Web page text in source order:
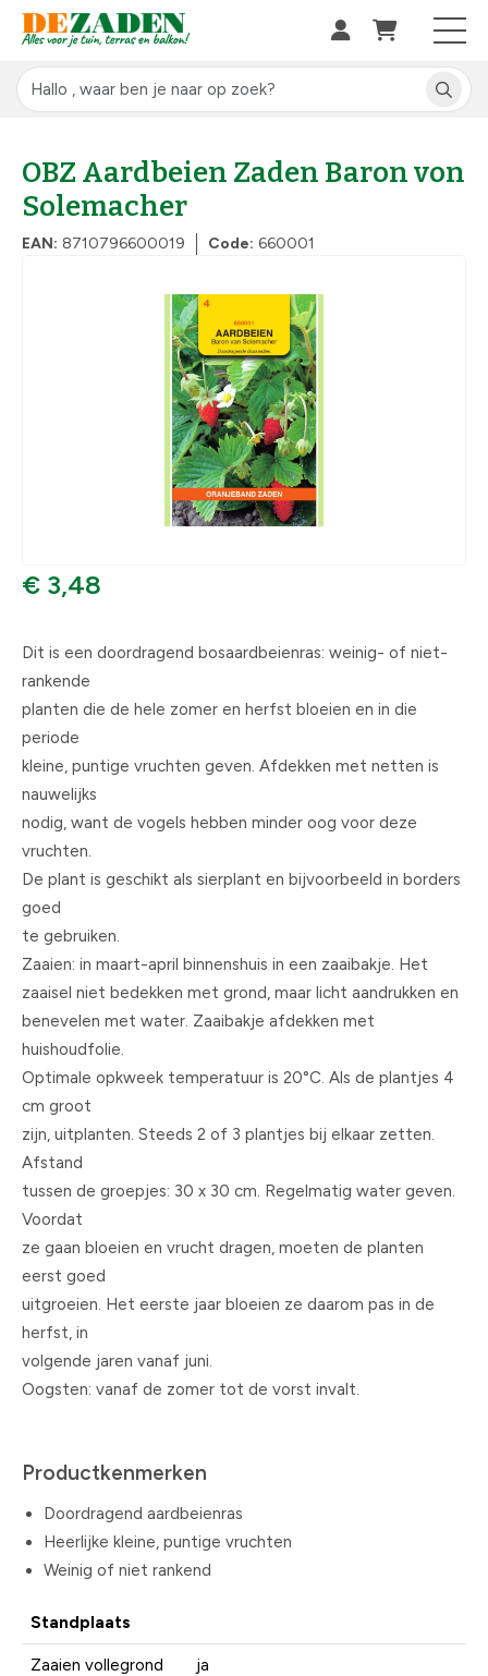
OBZ Aardbeien Zaden Baron von
Solemacher
EAN: 8710796600019 Code: 660001
€ 3,48
Dit is een doordragend bosaardbeienras: weinig- of niet-
rankende
planten die de hele zomer en herfst bloeien en in die
periode
kleine, puntige vruchten geven. Afdekken met netten is
nauwelijks
nodig, want de vogels hebben minder oog voor deze
vruchten.
De plant is geschikt als sierplant en bijvoorbeeld in borders
goed
te gebruiken.
Zaaien: in maart-april binnenshuis in een zaaibakje. Het
zaaisel niet bedekken met grond, maar licht aandrukken en
benevelen met water. Zaaibakje afdekken met
huishoudfolie.
Optimale opkweek temperatuur is 20°C. Als de plantjes 4
cm groot
zijn, uitplanten. Steeds 2 of 3 plantjes bij elkaar zetten.
Afstand
tussen de groepjes: 30 x 30 cm. Regelmatig water geven.
Voordat
ze gaan bloeien en vrucht dragen, moeten de planten
eerst goed
uitgroeien. Het eerste jaar bloeien ze daarom pas in de
herfst, in
volgende jaren vanaf juni.
Oogsten: vanaf de zomer tot de vorst invalt.
Productkenmerken
Doordragend aardbeienras
Heerlijke kleine, puntige vruchten
Weinig of niet rankend
Standplaats
Zaaien vollegrond ja